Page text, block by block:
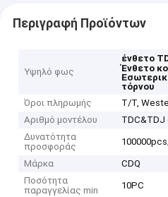
Περιγραφή Προϊόντων
Υψηλό φως
ένθετο
Ένθετο
τόρνου
Όροι πληρωμής
T/T,
Αριθμό μοντέλου
TDC&TDJ
Δυνατότητα
προσφοράς
Μάρκα
CDQ
Ποσότητα
παραγγελίας min
10PC